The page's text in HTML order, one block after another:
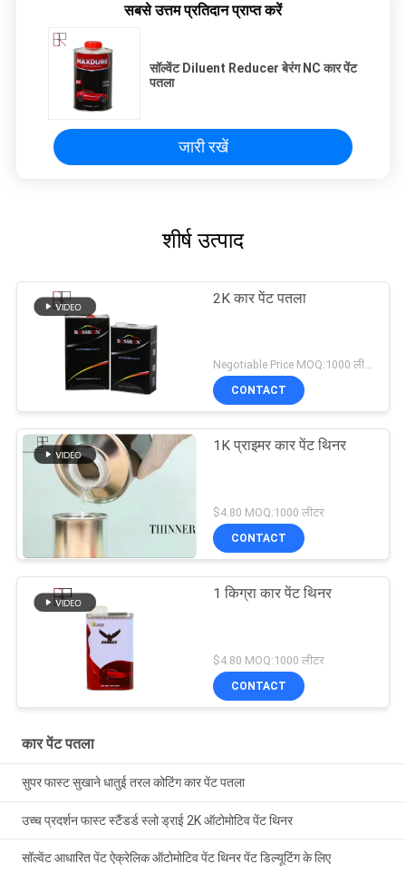
सबसे उत्तम प्रतिदान प्राप्त करें
सॉल्वेंट Diluent Reducer बेरंग NC कार पेंट
पतला
जारी रखें
शीर्ष उत्पाद
2K कार पेंट पतला
Negotiable Price MOQ:1000 लीटर
CONTACT
1K प्राइमर कार पेंट थिनर
$4.80 MOQ:1000 लीटर
CONTACT
1 किग्रा कार पेंट थिनर
$4.80 MOQ:1000 लीटर
CONTACT
कार पेंट पतला
सुपर फास्ट सुखाने धातुई तरल कोटिंग कार पेंट पतला
उच्च प्रदर्शन फास्ट स्टैंडर्ड स्लो ड्राई 2K ऑटोमोटिव पेंट थिनर
सॉल्वेंट आधारित पेंट ऐक्रेलिक ऑटोमोटिव पेंट थिनर पेंट डिल्यूटिंग के लिए